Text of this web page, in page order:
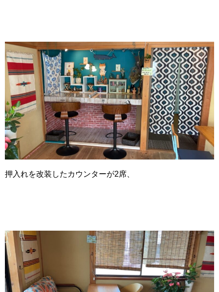
押入れを改装したカウンターが2席、